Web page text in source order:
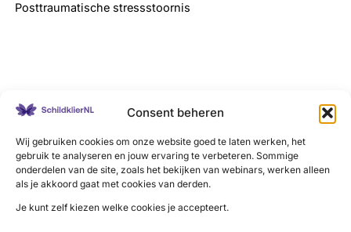
Consent beheren
Wij gebruiken cookies om onze website goed te laten werken, het
gebruik te analyseren en jouw ervaring te verbeteren. Sommige
onderdelen van de site, zoals het bekijken van webinars, werken alleen
als je akkoord gaat met cookies van derden.
Je kunt zelf kiezen welke cookies je accepteert.
Posttraumatische stressstoornis
LinkedIn
Contact
Administratie (9 tot 12 uur)